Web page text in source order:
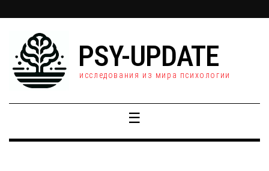
PSY-UPDATE
исследования из мира психологии
☰